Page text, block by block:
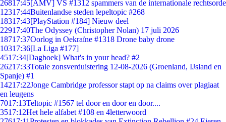
26817:45[AMV] VS #1312 spammers van de internationale rechtsorde
12317:44Buitenlandse steden lepeltopic #268
18317:43[PlayStation #184] Nieuw deel
22917:40The Odyssey (Christopher Nolan) 17 juli 2026
18717:37Oorlog in Oekraïne #1318 Drone baby drone
10317:36[La Liga #177]
4517:34[Dagboek] What's in your head? #2
26217:33Totale zonsverduistering 12-08-2026 (Groenland, IJsland en
Spanje) #1
14217:22Jonge Cambridge professor stapt op na claims over plagiaat
en leugens
7017:13Teltopic #1567 tel door en door en door....
3517:12Het hele alfabet #108 en 4letterwoord